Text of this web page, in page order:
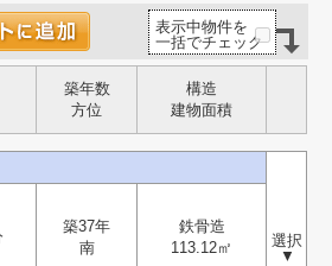
表示中物件を
一括でチェック
築年数
方位
構造
建物面積
選択
▼
築37年
南
鉄骨造
113.12㎡